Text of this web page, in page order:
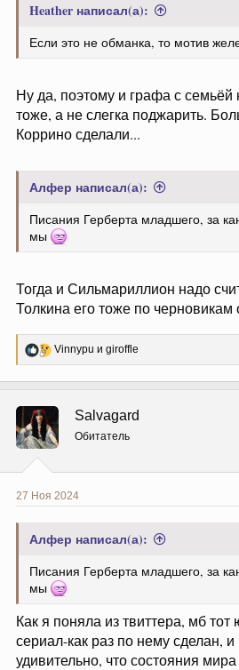
Heather написал(а):
Если это не обманка, то мотив
Ну да, поэтому и графа с
тоже, а не слегка поджарить.
Коррино сделали...
Алфер написал(а):
Писания Герберта младшего, за
мы
Тогда и Сильмариллион надо
Толкина его тоже по черновикам
Р
е
ц
и
и
:
Vinnypu и giroffle
Salvagard
Обитатель
27 Ноя 2024
Алфер написал(а):
Писания Герберта младшего, за
мы
Как я поняла из твиттера, мб
сериал-как раз по нему сделан,
удивительно, что состояния мира